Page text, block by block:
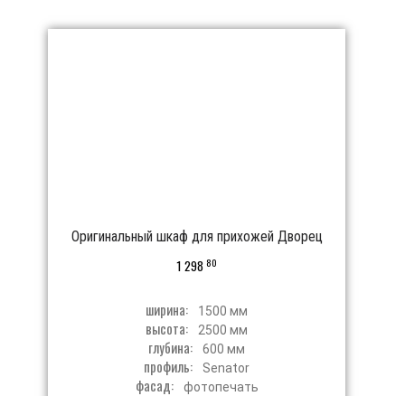
Оригинальный шкаф для прихожей Дворец
1 29880
ширина: 1500 мм
высота: 2500 мм
глубина: 600 мм
профиль: Senator
фасад: фотопечать